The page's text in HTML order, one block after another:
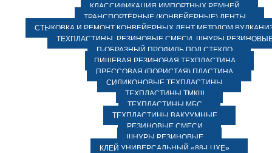
КЛАССИФИКАЦИЯ ИМПОРТНЫХ РЕМНЕЙ
ТРАНСПОРТЁРНЫЕ (КОНВЕЙЕРНЫЕ) ЛЕНТЫ
СТЫКОВКА И РЕМОНТ КОНВЕЙЕРНЫХ ЛЕНТ МЕТОДОМ
ТЕХПЛАСТИНЫ, РЕЗИНОВЫЕ СМЕСИ, ШНУРЫ
П-ОБРАЗНЫЙ ПРОФИЛЬ ПОД СТЕКЛО
ПИЩЕВАЯ РЕЗИНОВАЯ ТЕХПЛАСТИНА
ПРЕССОВАЯ (ПОРИСТАЯ) ПЛАСТИНА
СИЛИКОНОВЫЕ ТЕХПЛАСТИНЫ
ТЕХПЛАСТИНЫ ТМКЩ
ТЕХПЛАСТИНЫ МБС
ТЕХПЛАСТИНЫ ВАКУУМНЫЕ
РЕЗИНОВЫЕ СМЕСИ
ШНУРЫ РЕЗИНОВЫЕ
КЛЕЙ УНИВЕРСАЛЬНЫЙ «88-LUXE»